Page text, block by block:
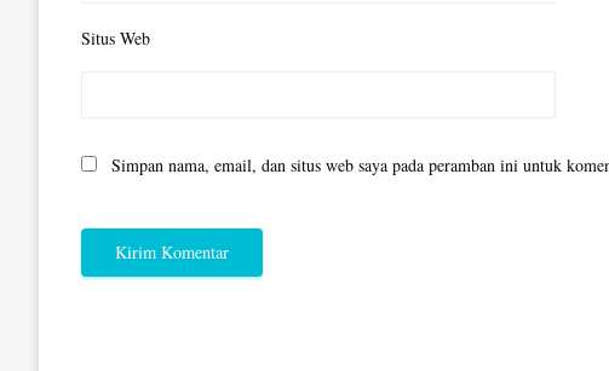
Situs Web
Simpan nama, email, dan situs web saya pada peramban ini untuk